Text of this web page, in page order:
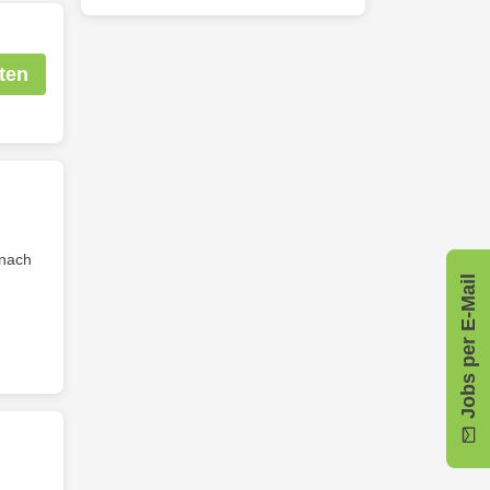
Jobs per E-Mail